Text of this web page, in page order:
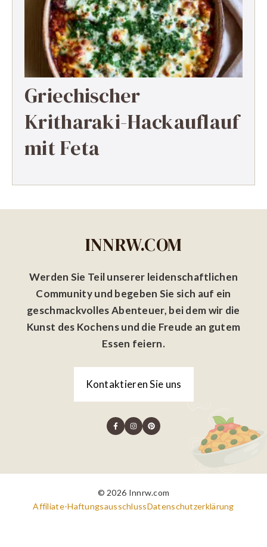
Griechischer
Kritharaki-Hackauflauf
mit Feta
INNRW.COM
Werden Sie Teil unserer leidenschaftlichen
Community und begeben Sie sich auf ein
geschmackvolles Abenteuer, bei dem wir die
Kunst des Kochens und die Freude an gutem
Essen feiern.
Kontaktieren Sie uns
© 2026 Innrw.com
Affiliate-HaftungsausschlussDatenschutzerklärung